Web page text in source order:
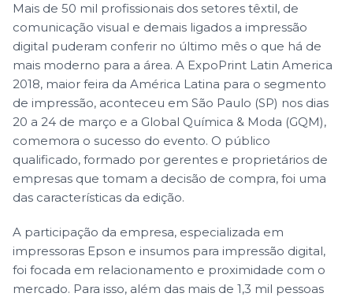
Mais de 50 mil profissionais dos setores têxtil, de
comunicação visual e demais ligados a impressão
digital puderam conferir no último mês o que há de
mais moderno para a área. A ExpoPrint Latin America
2018, maior feira da América Latina para o segmento
de impressão, aconteceu em São Paulo (SP) nos dias
20 a 24 de março e a Global Química & Moda (GQM),
comemora o sucesso do evento. O público
qualificado, formado por gerentes e proprietários de
empresas que tomam a decisão de compra, foi uma
das características da edição.
A participação da empresa, especializada em
impressoras Epson e insumos para impressão digital,
foi focada em relacionamento e proximidade com o
mercado. Para isso, além das mais de 1,3 mil pessoas